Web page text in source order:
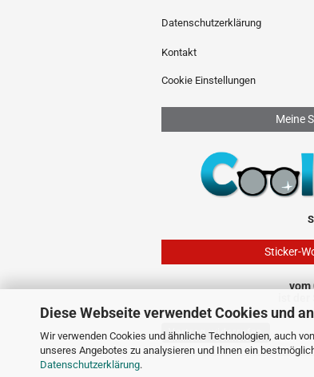
Diese Webseite verwendet Cookies und
Wir verwenden Cookies und ähnliche Technologien, auch
unseres Angebotes zu analysieren und Ihnen ein
Datenschutzerklärung.
Datenschutzerklärung
Kontakt
Cookie Einstellungen
Meine
Sticker-
vom
Vertrag widerrufen